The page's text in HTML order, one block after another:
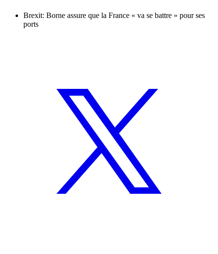
Brexit: Borne assure que la France « va se battre » pour ses
ports